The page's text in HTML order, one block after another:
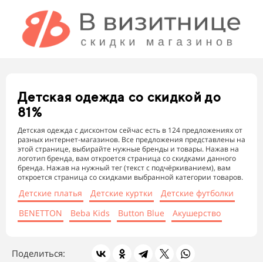
Детская одежда со скидкой до
81%
Детская одежда с дисконтом сейчас есть в 124 предложениях от
разных интернет-магазинов. Все предложения представлены на
этой странице, выбирайте нужные бренды и товары. Нажав на
логотип бренда, вам откроется страница со скидками данного
бренда. Нажав на нужный тег (текст с подчёркиванием), вам
откроется страница со скидками выбранной категории товаров.
Детские платья Детские куртки
Детские футболки
BENETTON
Beba Kids Button Blue Акушерство
Поделиться: